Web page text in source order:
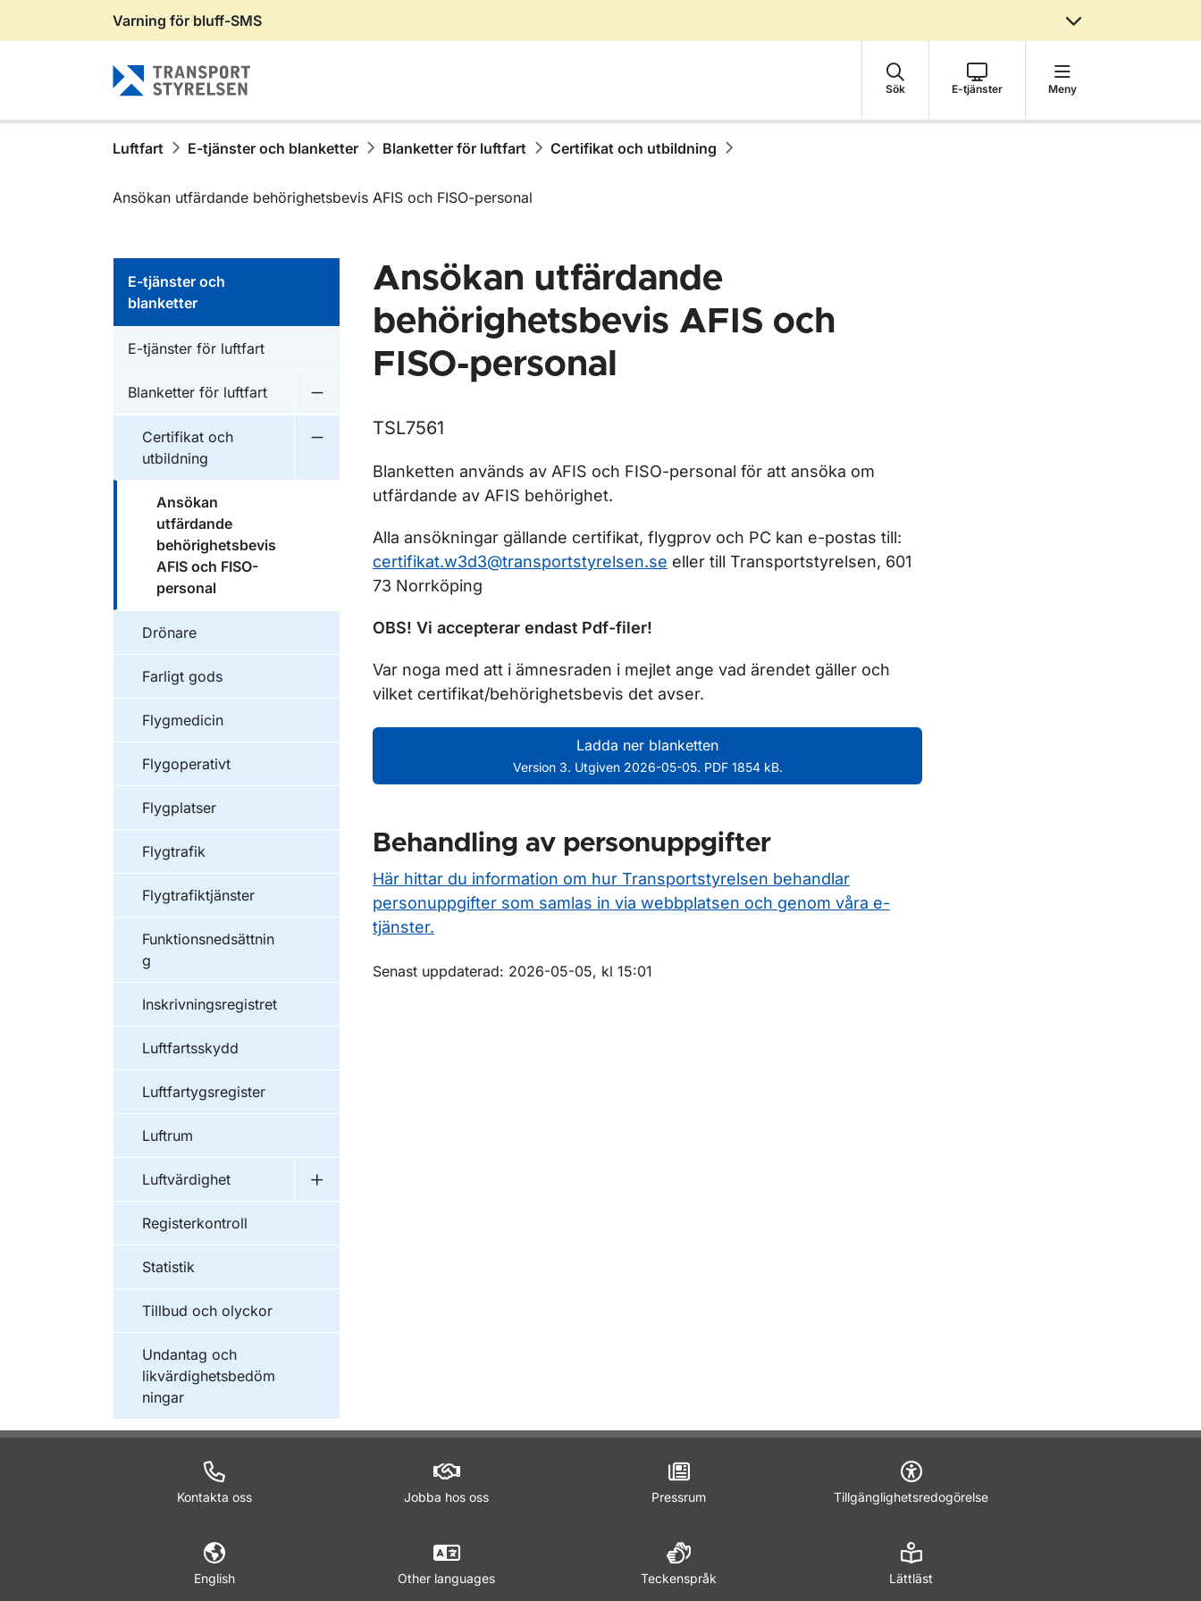
Gå till sidans innehåll
Varning för bluff-SMS
Sök E-tjänster Meny
Luftfart E-tjänster och blanketter Blanketter för luftfart Certifikat och utbildning
Ansökan utfärdande behörighetsbevis AFIS och FISO-personal
E-tjänster och
blanketter
E-tjänster för luftfart
Blanketter för luftfart
Certifikat och
utbildning
Ansökan
utfärdande
behörighetsbevis
AFIS och FISO-
personal
Drönare
Farligt gods
Flygmedicin
Flygoperativt
Flygplatser
Flygtrafik
Flygtrafiktjänster
Funktionsnedsättnin
g
Inskrivningsregistret
Luftfartsskydd
Luftfartygsregister
Luftrum
Luftvärdighet
Undermeny för Luftvärdighet
Registerkontroll
Statistik
Tillbud och olyckor
Undantag och
likvärdighetsbedöm
ningar
Ansökan utfärdande
behörighetsbevis AFIS och
FISO-personal
TSL7561
Blanketten används av AFIS och FISO-personal för att ansöka om
utfärdande av AFIS behörighet.
Alla ansökningar gällande certifikat, flygprov och PC kan e-postas till:
certifikat.w3d3@transportstyrelsen.se eller till Transportstyrelsen, 601
73 Norrköping
OBS! Vi accepterar endast Pdf-filer!
Var noga med att i ämnesraden i mejlet ange vad ärendet gäller och
vilket certifikat/behörighetsbevis det avser.
Ladda ner blanketten
Version 3. Utgiven 2026-05-05. PDF 1854 kB.
Behandling av personuppgifter
Här hittar du information om hur Transportstyrelsen behandlar
personuppgifter som samlas in via webbplatsen och genom våra e-
tjänster.
Om sidan
Senast uppdaterad: 2026-05-05, kl 15:01
Kontakta oss Jobba hos oss Pressrum Tillgänglighetsredogörelse
English Other languages Teckenspråk Lättläst